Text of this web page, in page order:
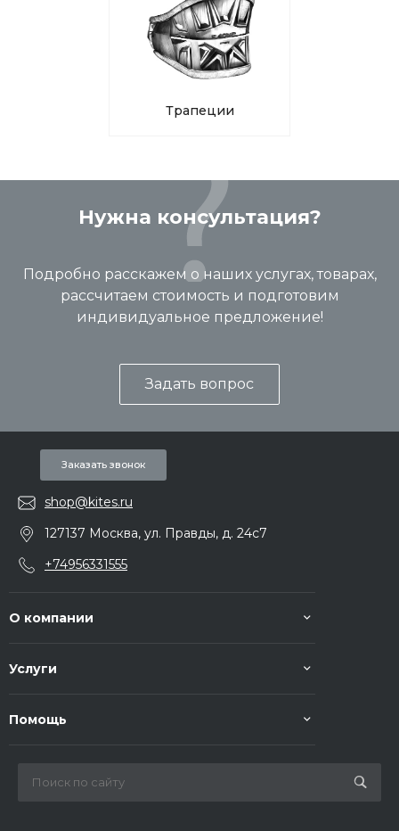
Трапеции
Нужна консультация?
Подробно расскажем о наших услугах, товарах,
рассчитаем стоимость и подготовим
индивидуальное предложение!
Задать вопрос
Заказать звонок
shop@kites.ru
127137 Москва, ул. Правды, д. 24с7
+74956331555
О компании
Услуги
Помощь